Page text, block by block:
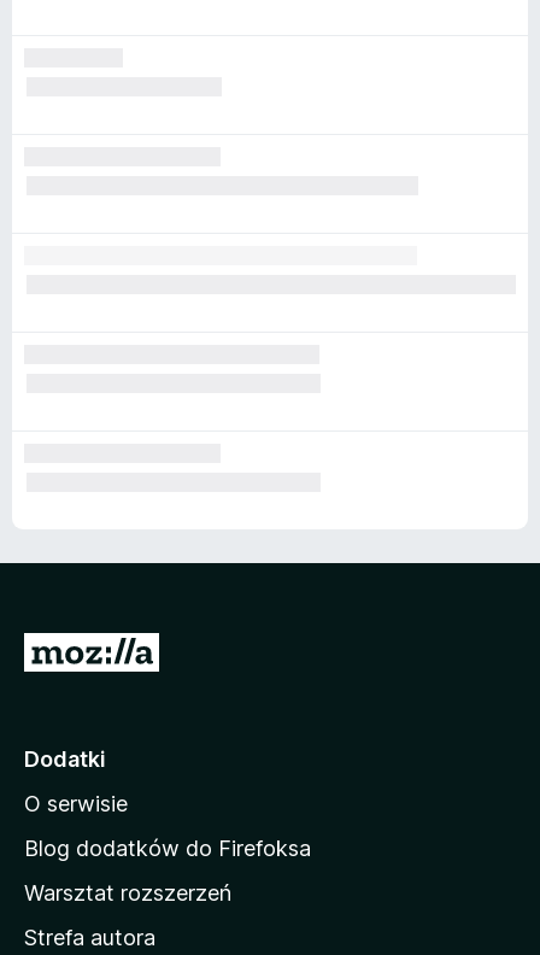
S
o
a
d
m
o
Dodatki
O serwisie
Blog dodatków do Firefoksa
Warsztat rozszerzeń
Strefa autora